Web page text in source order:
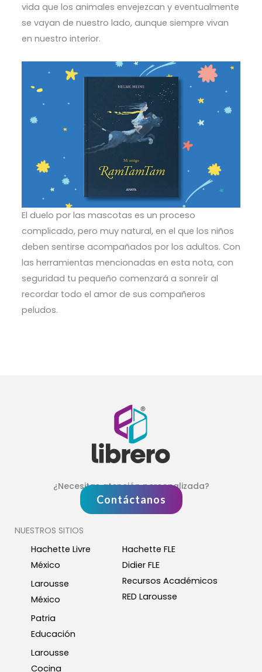
vida que los animales envejezcan y eventualmente
se vayan de nuestro lado, aunque siempre vivan
en nuestro interior.
El duelo por las mascotas es un proceso
complicado, pero muy natural, en el que los niños
deben sentirse acompañados por los adultos. Con
las herramientas mencionadas en esta nota, con
seguridad tu pequeño comenzará a sonreír al
recordar todo el amor de sus compañeros
peludos.
¿Necesitas atención personalizada?
Contáctanos
NUESTROS SITIOS
Hachette Livre
México
Larousse
México
Patria
Educación
Larousse
Cocina
Hachette FLE
Didier FLE
Recursos Académicos
RED Larousse